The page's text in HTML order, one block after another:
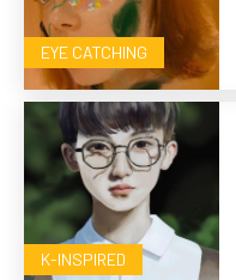
EYE CATCHING
K-INSPIRED